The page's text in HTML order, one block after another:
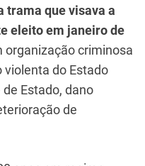
trama que visava a
eleito em janeiro de
organização criminosa
do Estado
Estado, dano
de